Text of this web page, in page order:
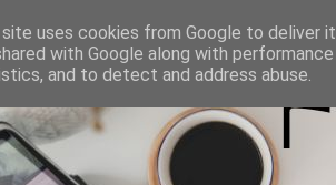
uses cookies from Google to deliver
with Google along with
and to detect and address abuse.